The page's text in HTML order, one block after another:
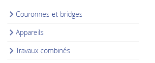
Couronnes et bridges
Appareils
Travaux combinés